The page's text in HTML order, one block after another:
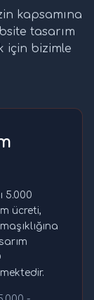
kapsamına
tasarım
için bizimle
5.000
ücreti,